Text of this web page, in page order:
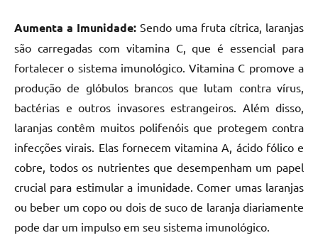
Aumenta a Imunidade: Sendo uma fruta cítrica, laranjas
são carregadas com vitamina C, que é essencial para
fortalecer o sistema imunológico. Vitamina C promove a
produção de glóbulos brancos que lutam contra vírus,
bactérias e outros invasores estrangeiros. Além disso,
laranjas contêm muitos polifenóis que protegem contra
infecções virais. Elas fornecem vitamina A, ácido fólico e
cobre, todos os nutrientes que desempenham um papel
crucial para estimular a imunidade. Comer umas laranjas
ou beber um copo ou dois de suco de laranja diariamente
pode dar um impulso em seu sistema imunológico.